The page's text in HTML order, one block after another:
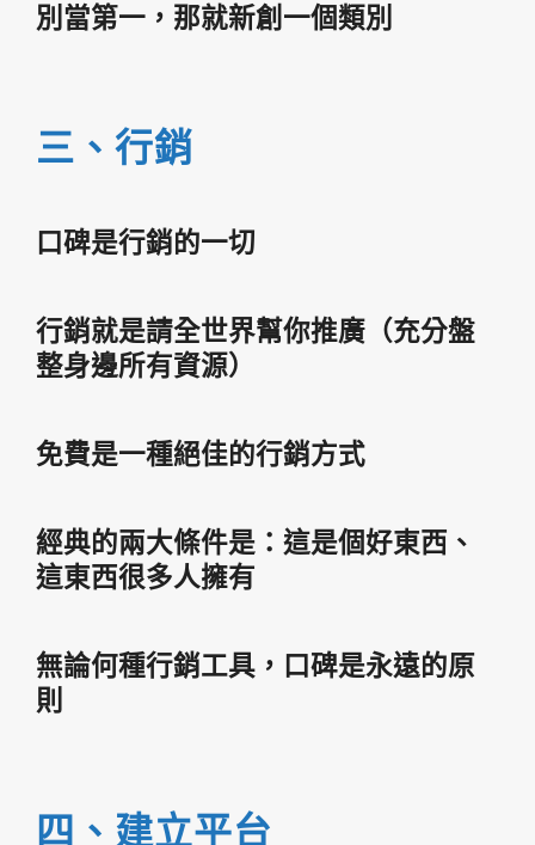
別當第一，那就新創一個類別
三、行銷
口碑是行銷的一切
行銷就是請全世界幫你推廣（充分盤
整身邊所有資源）
免費是一種絕佳的行銷方式
經典的兩大條件是：這是個好東西、
這東西很多人擁有
無論何種行銷工具，口碑是永遠的原
則
四、建立平台